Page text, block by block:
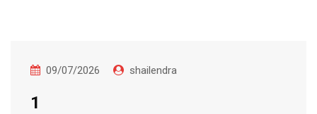
09/07/2026 shailendra
1